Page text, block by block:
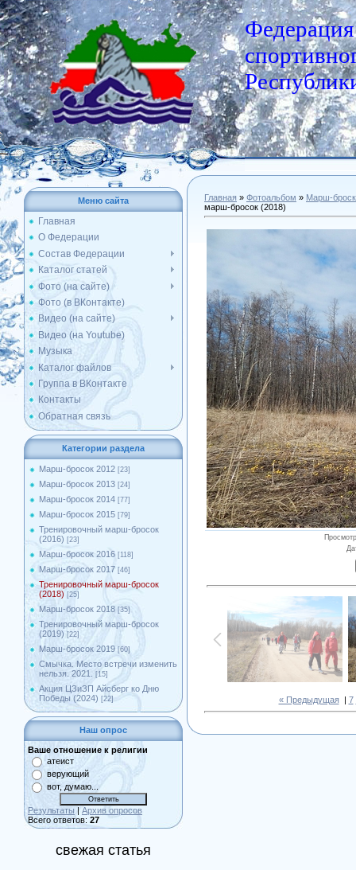
Федерация
Меню сайта
Главная
О Федерации
Состав Федерации
Каталог статей
Фото (на сайте)
Фото (в ВКонтакте)
Видео (на сайте)
Видео (на Youtube)
Музыка
Каталог файлов
Группа в ВКонтакте
Контакты
Обратная связь
Категории раздела
Марш-бросок 2012 [23]
Марш-бросок 2013 [24]
Марш-бросок 2014 [77]
Марш-бросок 2015 [79]
Тренировочный марш-бросок
(2016) [23]
Марш-бросок 2016 [118]
Марш-бросок 2017 [46]
Тренировочный марш-бросок
(2018) [25]
Марш-бросок 2018 [35]
Тренировочный марш-бросок
(2019) [22]
Марш-бросок 2019 [60]
Смычка. Место встречи изменить
нельзя. 2021.
[15]
Акция ЦЗиЗП Айсберг ко Дню
Победы (2024) [22]
Наш опрос
Ваше отношение к религии
атеист
верующий
вот, думаю...
Результаты | Архив опросов
Всего ответов: 27
свежая статья
Главная » Фотоальбом » Марш-
марш-бросок (2018)
« Предыдущая| 7